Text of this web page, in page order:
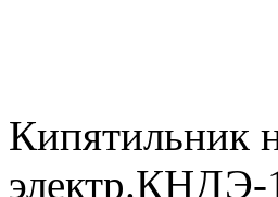
Кипятильник
электр.КНДЭ-